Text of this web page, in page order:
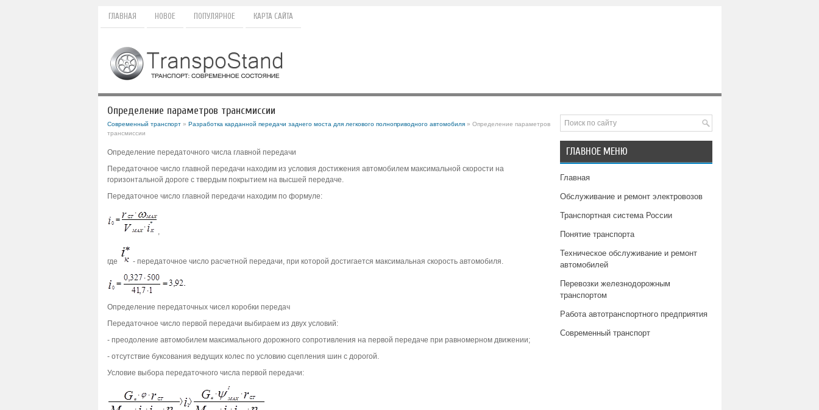
ГЛАВНАЯ НОВОЕ ПОПУЛЯРНОЕ КАРТА САЙТА
Определение параметров трансмиссии
Современный транспорт» Разработка карданной передачи заднего моста для легкового полноприводного автомобиля» Определение параметров
трансмиссии
Определение передаточного числа главной передачи
Передаточное число главной передачи находим из условия достижения автомобилем максимальной скорости на
горизонтальной дороге с твердым покрытием на высшей передаче.
Передаточное число главной передачи находим по формуле:
,
где - передаточное число расчетной передачи, при которой достигается максимальная скорость автомобиля.
Определение передаточных чисел коробки передач
Передаточное число первой передачи выбираем из двух условий:
- преодоление автомобилем максимального дорожного сопротивления на первой передаче при равномерном движении;
- отсутствие буксования ведущих колес по условию сцепления шин с дорогой.
Условие выбора передаточного числа первой передачи:
ГЛАВНОЕ МЕНЮ
Главная
Обслуживание и ремонт электровозов
Транспортная система России
Понятие транспорта
Техническое обслуживание и ремонт
автомобилей
Перевозки железнодорожным
транспортом
Работа автотранспортного предприятия
Современный транспорт